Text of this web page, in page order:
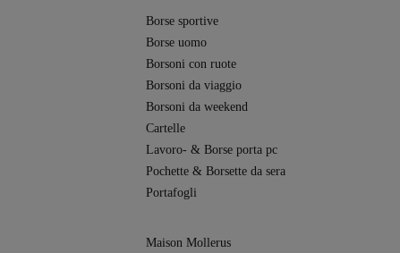
Borse sportive
Borse uomo
Borsoni con ruote
Borsoni da viaggio
Borsoni da weekend
Cartelle
Lavoro- & Borse porta pc
Pochette & Borsette da sera
Portafogli
Maison Mollerus